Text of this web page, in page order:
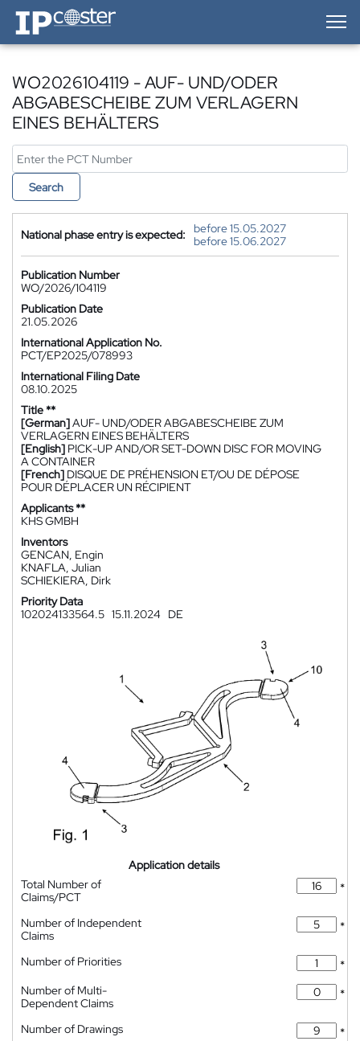
IP-Coster — Home
WO2026104119 - AUF- UND/ODER
ABGABESCHEIBE ZUM VERLAGERN
EINES BEHÄLTERS
Search
National phase entry is expected:
before 15.05.2027
before 15.06.2027
Publication Number
WO/2026/104119
Publication Date
21.05.2026
International Application No.
PCT/EP2025/078993
International Filing Date
08.10.2025
Title **
[German]AUF- UND/ODER ABGABESCHEIBE ZUM
VERLAGERN EINES BEHÄLTERS
[English] PICK-UP AND/OR SET-DOWN DISC FOR MOVING
A CONTAINER
[French] DISQUE DE PRÉHENSION ET/OU DE DÉPOSE
POUR DÉPLACER UN RÉCIPIENT
Applicants **
KHS GMBH
Inventors
GENCAN, Engin
KNAFLA, Julian
SCHIEKIERA, Dirk
Priority Data
102024133564.5 15.11.2024 DE
Application details
Total Number of
Claims/PCT
*
Number of Independent
Claims
*
Number of Priorities
*
Number of Multi-
Dependent Claims
*
Number of Drawings
*